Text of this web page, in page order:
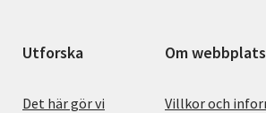
Utforska
Det här gör vi
Om
Villkor och